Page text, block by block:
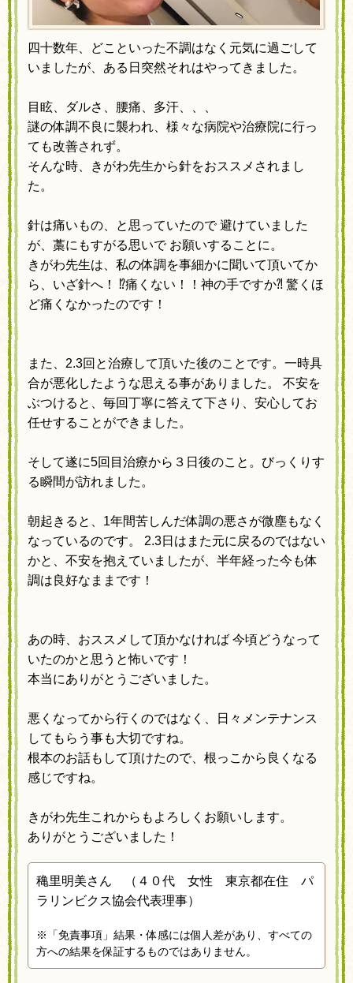
四十数年、
どこといった不調はなく元気に過ごして
いましたが、 ある日突然それはやってきました。
目眩、ダルさ、腰痛、多汗、、、
謎の体調不良に襲われ、様々な病院や治療院に行っ
ても改善されず。
そんな時、きがわ先生から針をおススメされまし
た。
針は痛いもの、と思っていたので 避けていました
が、 藁にもすがる思いで お願いすることに。
きがわ先生は、 私の体調を事細かに聞いて頂いてか
ら、 いざ針へ！ ⁉︎痛くない！！神の手ですか⁈ 驚くほ
ど痛くなかったのです！
また、2.3回と治療して頂いた後のことです。 一時具
合が悪化したような思える事がありました。 不安を
ぶつけると、毎回丁寧に答えて下さり、 安心してお
任せすることができました。
そして遂に5回目治療から３日後のこと。びっくりす
る瞬間が訪れました。
朝起きると、1年間苦しんだ体調の悪さが微塵もなく
なっているのです。 2.3日はまた元に戻るのではない
かと、不安を抱えていましたが、 半年経った今も体
調は良好なままです！
あの時、おススメして頂かなければ 今頃どうなって
いたのかと思うと怖いです！
本当にありがとうございました。
悪くなってから行くのではなく、日々メンテナンス
してもらう事も大切ですね。
根本のお話もして頂けたので、根っこから良くなる
感じですね。
きがわ先生これからもよろしくお願いします。
ありがとうございました！
穐里明美さん （４０代 女性 東京都在住 パ
ラリンビクス協会代表理事）
※「免責事項」結果・体感には個人差があり、すべての
方への結果を保証するものではありません。